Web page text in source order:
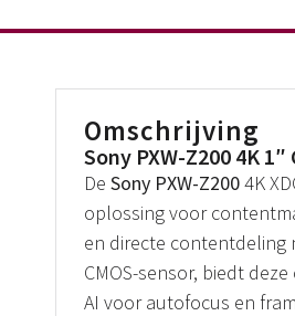
Omschrijving
Sony PXW-Z200 4K
De Sony PXW-Z2004K
oplossing voor
en directe contentdeling
CMOS-sensor, biedt
AI voor autofocus en